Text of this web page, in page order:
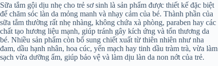
Sữa tắm gội dịu nhẹ cho trẻ sơ sinh là sản phẩm được thiết kế đặc biệt
để chăm sóc làn da mỏng manh và nhạy cảm của bé. Thành phần của
sữa tắm thường rất nhẹ nhàng, không chứa xà phòng, paraben hay các
chất tạo hương liệu mạnh, giúp tránh gây kích ứng và tổn thương da
bé. Nhiều sản phẩm còn bổ sung chiết xuất từ thiên nhiên như nha
đam, dầu hạnh nhân, hoa cúc, yến mạch hay tinh dầu tràm trà, vừa làm
sạch vừa dưỡng ẩm, giúp bảo vệ và làm dịu làn da non nớt của trẻ.